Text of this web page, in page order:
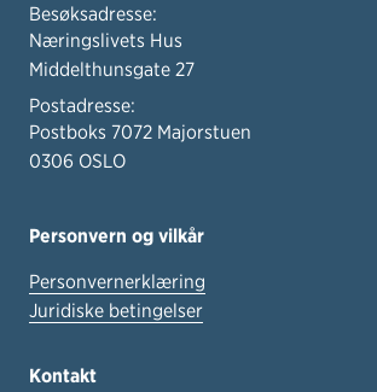
Besøksadresse:
Næringslivets Hus
Middelthunsgate 27
Postadresse:
Postboks 7072 Majorstuen
0306 OSLO
Personvern og vilkår
Personvernerklæring
Juridiske betingelser
Kontakt